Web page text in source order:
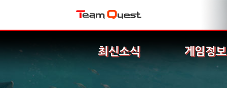
최신소식 게임정보